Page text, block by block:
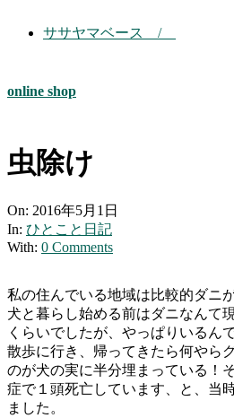
ササヤマベース /
online shop
虫除け
On: 2016年5月1日
In: ひとこと日記
With: 0 Comments
私の住んでいる地域は比較的ダニ
犬と暮らし始める前はダニなんて
くらいでしたが、やっぱりいるん
散歩に行き、帰ってきたら何やら
のが犬の実に半分埋まっている！
症で１頭死亡しています、と、当
ました。